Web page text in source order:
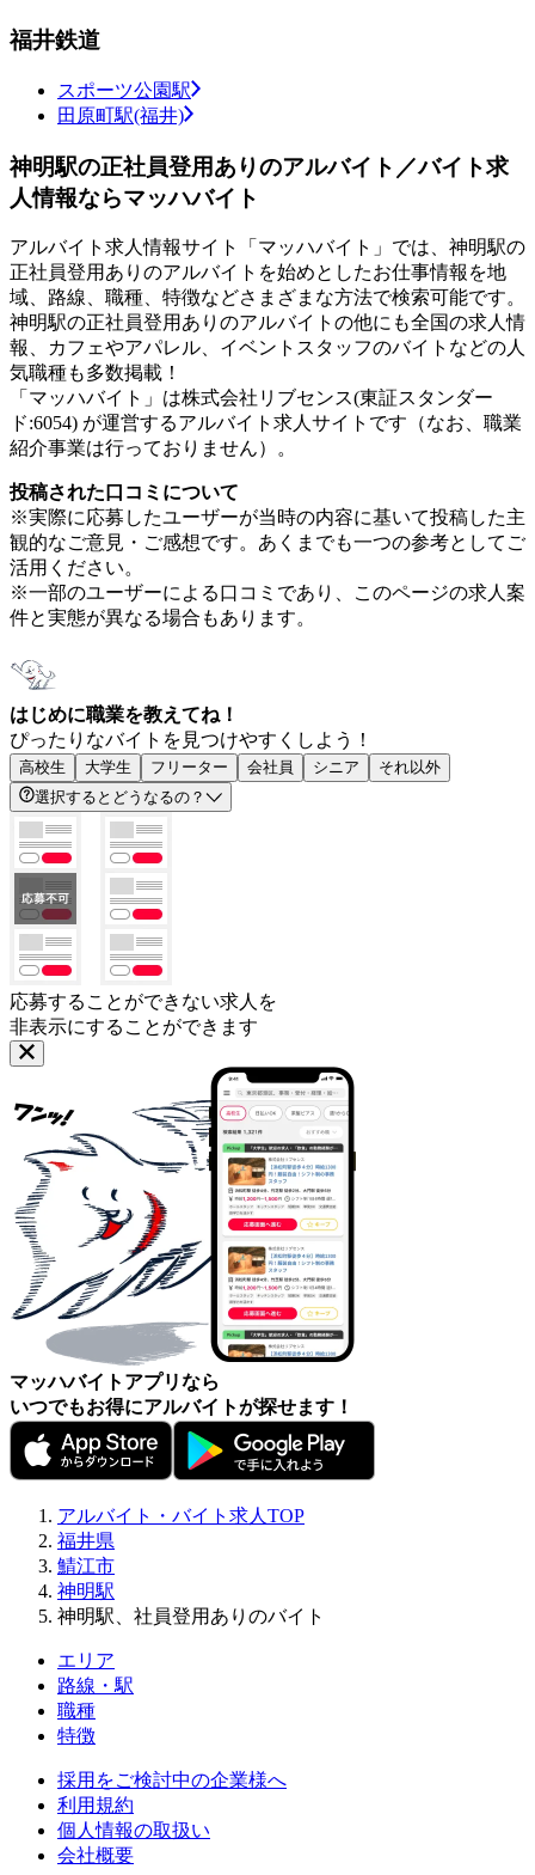
福井鉄道
スポーツ公園駅
田原町駅(福井)
神明駅の正社員登用ありのアルバイト／バイト求
人情報ならマッハバイト
アルバイト求人情報サイト「マッハバイト」では、神明駅の
正社員登用ありのアルバイトを始めとしたお仕事情報を地
域、路線、職種、特徴などさまざまな方法で検索可能です。
神明駅の正社員登用ありのアルバイトの他にも全国の求人情
報、カフェやアパレル、イベントスタッフのバイトなどの人
気職種も多数掲載！
「マッハバイト」は株式会社リブセンス(東証スタンダー
ド:6054) が運営するアルバイト求人サイトです（なお、職業
紹介事業は行っておりません）。
投稿された口コミについて
※実際に応募したユーザーが当時の内容に基いて投稿した主
観的なご意見・ご感想です。あくまでも一つの参考としてご
活用ください。
※一部のユーザーによる口コミであり、このページの求人案
件と実態が異なる場合もあります。
はじめに職業を教えてね！
ぴったりなバイトを見つけやすくしよう！
高校生 大学生 フリーター 会社員 シニア
それ以外
選択するとどうなるの？
応募することができない求人を
非表示にすることができます
マッハバイトアプリなら
いつでもお得にアルバイトが探せます！
アルバイト・バイト求人TOP
福井県
鯖江市
神明駅
神明駅、社員登用ありのバイト
エリア
路線・駅
職種
特徴
採用をご検討中の企業様へ
利用規約
個人情報の取扱い
会社概要